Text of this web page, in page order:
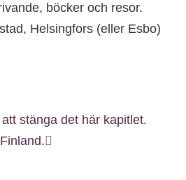
böcker och resor.
Helsingfors (eller Esbo)
stänga det här kapitlet.